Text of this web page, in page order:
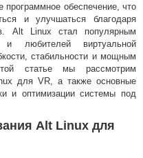
обеспечение, что
и улучшаться благодаря
Alt Linux стал популярным
и любителей виртуальной
стабильности и мощным
статье мы рассмотрим
для VR, а также основные
и оптимизации системы под
Alt Linux для